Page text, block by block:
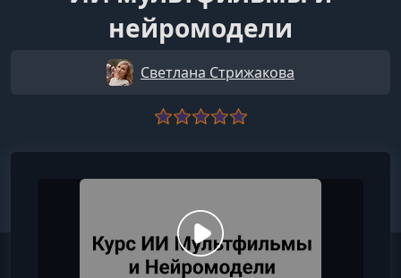
нейромодели
Светлана Стрижакова